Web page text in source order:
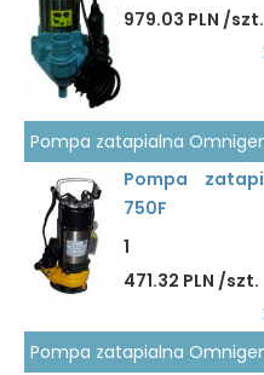
979.03 PLN /szt.
Pompa zatapialna
Pompa
750F
1
471.32 PLN /szt.
Pompa zatapialna